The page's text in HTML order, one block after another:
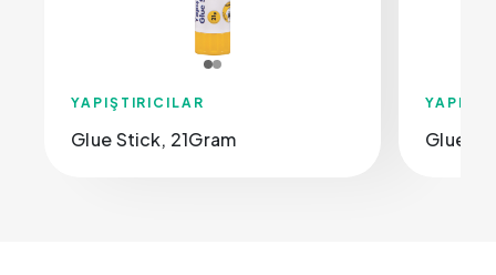
YAPIŞTIRICILAR
Glue Stick, 21Gram Glue